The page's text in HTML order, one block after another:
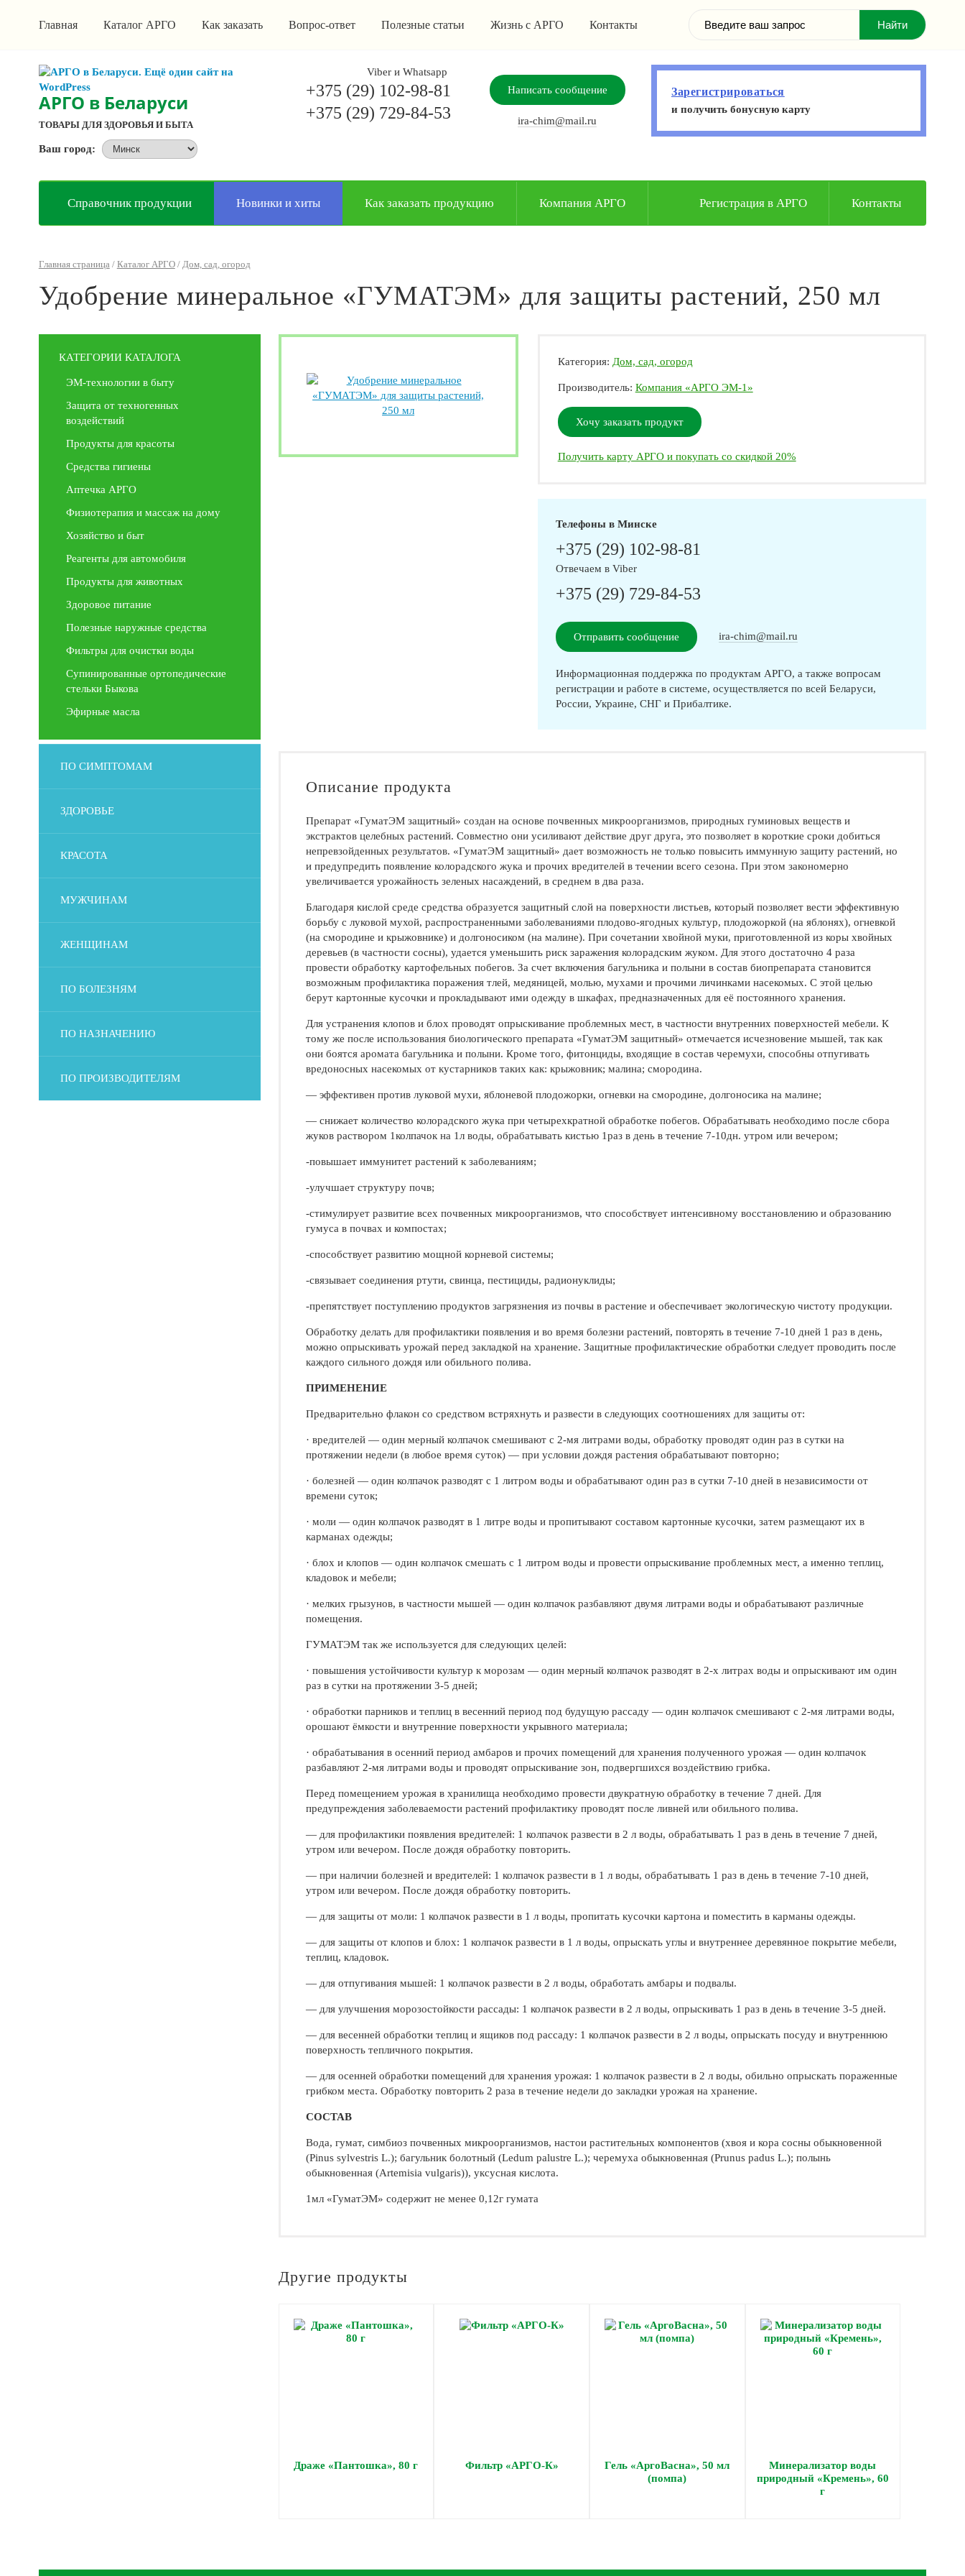
Главная Каталог АРГО Как заказать Вопрос-ответ Полезные статьи Жизнь с АРГО Контакты
АРГО в Беларуси
ТОВАРЫ ДЛЯ ЗДОРОВЬЯ И БЫТА
Ваш город:
Viber и Whatsapp
+375 (29) 102-98-81
+375 (29) 729-84-53
Написать сообщение
ira-chim@mail.ru
Зарегистрироваться
и получить бонусную карту
Справочник продукции Новинки и хиты Как заказать продукцию Компания АРГО Регистрация в АРГО Контакты
Главная страница/ Каталог АРГО/ Дом, сад, огород
Удобрение минеральное «ГУМАТЭМ» для защиты растений, 250 мл
Категория: Дом, сад, огород
Производитель: Компания «АРГО ЭМ-1»
Хочу заказать продукт
Получить карту АРГО и покупать со скидкой 20%
Телефоны в Минске
+375 (29) 102-98-81
Отвечаем в Viber
+375 (29) 729-84-53
Отправить сообщение ira-chim@mail.ru
Информационная поддержка по продуктам АРГО, а также вопросам
регистрации и работе в системе, осуществляется по всей Беларуси,
России, Украине, СНГ и Прибалтике.
Описание продукта
Препарат «ГуматЭМ защитный» создан на основе почвенных микроорганизмов, природных гуминовых веществ и
экстрактов целебных растений. Совместно они усиливают действие друг друга, это позволяет в короткие сроки добиться
непревзойденных результатов. «ГуматЭМ защитный» дает возможность не только повысить иммунную защиту растений, но
и предупредить появление колорадского жука и прочих вредителей в течении всего сезона. При этом закономерно
увеличивается урожайность зеленых насаждений, в среднем в два раза.
Благодаря кислой среде средства образуется защитный слой на поверхности листьев, который позволяет вести эффективную
борьбу с луковой мухой, распространенными заболеваниями плодово-ягодных культур, плодожоркой (на яблонях), огневкой
(на смородине и крыжовнике) и долгоносиком (на малине). При сочетании хвойной муки, приготовленной из коры хвойных
деревьев (в частности сосны), удается уменьшить риск заражения колорадским жуком. Для этого достаточно 4 раза
провести обработку картофельных побегов. За счет включения багульника и полыни в состав биопрепарата становится
возможным профилактика поражения тлей, медяницей, молью, мухами и прочими личинками насекомых. С этой целью
берут картонные кусочки и прокладывают ими одежду в шкафах, предназначенных для её постоянного хранения.
Для устранения клопов и блох проводят опрыскивание проблемных мест, в частности внутренних поверхностей мебели. К
тому же после использования биологического препарата «ГуматЭМ защитный» отмечается исчезновение мышей, так как
они боятся аромата багульника и полыни. Кроме того, фитонциды, входящие в состав черемухи, способны отпугивать
вредоносных насекомых от кустарников таких как: крыжовник; малина; смородина.
— эффективен против луковой мухи, яблоневой плодожорки, огневки на смородине, долгоносика на малине;
— снижает количество колорадского жука при четырехкратной обработке побегов. Обрабатывать необходимо после сбора
жуков раствором 1колпачок на 1л воды, обрабатывать кистью 1раз в день в течение 7-10дн. утром или вечером;
-повышает иммунитет растений к заболеваниям;
-улучшает структуру почв;
-стимулирует развитие всех почвенных микроорганизмов, что способствует интенсивному восстановлению и образованию
гумуса в почвах и компостах;
-способствует развитию мощной корневой системы;
-связывает соединения ртути, свинца, пестициды, радионуклиды;
-препятствует поступлению продуктов загрязнения из почвы в растение и обеспечивает экологическую чистоту продукции.
Обработку делать для профилактики появления и во время болезни растений, повторять в течение 7-10 дней 1 раз в день,
можно опрыскивать урожай перед закладкой на хранение. Защитные профилактические обработки следует проводить после
каждого сильного дождя или обильного полива.
ПРИМЕНЕНИЕ
Предварительно флакон со средством встряхнуть и развести в следующих соотношениях для защиты от:
· вредителей — один мерный колпачок смешивают с 2-мя литрами воды, обработку проводят один раз в сутки на
протяжении недели (в любое время суток) — при условии дождя растения обрабатывают повторно;
· болезней — один колпачок разводят с 1 литром воды и обрабатывают один раз в сутки 7-10 дней в независимости от
времени суток;
· моли — один колпачок разводят в 1 литре воды и пропитывают составом картонные кусочки, затем размещают их в
карманах одежды;
· блох и клопов — один колпачок смешать с 1 литром воды и провести опрыскивание проблемных мест, а именно теплиц,
кладовок и мебели;
· мелких грызунов, в частности мышей — один колпачок разбавляют двумя литрами воды и обрабатывают различные
помещения.
ГУМАТЭМ так же используется для следующих целей:
· повышения устойчивости культур к морозам — один мерный колпачок разводят в 2-х литрах воды и опрыскивают им один
раз в сутки на протяжении 3-5 дней;
· обработки парников и теплиц в весенний период под будущую рассаду — один колпачок смешивают с 2-мя литрами воды,
орошают ёмкости и внутренние поверхности укрывного материала;
· обрабатывания в осенний период амбаров и прочих помещений для хранения полученного урожая — один колпачок
разбавляют 2-мя литрами воды и проводят опрыскивание зон, подвергшихся воздействию грибка.
Перед помещением урожая в хранилища необходимо провести двукратную обработку в течение 7 дней. Для
предупреждения заболеваемости растений профилактику проводят после ливней или обильного полива.
— для профилактики появления вредителей: 1 колпачок развести в 2 л воды, обрабатывать 1 раз в день в течение 7 дней,
утром или вечером. После дождя обработку повторить.
— при наличии болезней и вредителей: 1 колпачок развести в 1 л воды, обрабатывать 1 раз в день в течение 7-10 дней,
утром или вечером. После дождя обработку повторить.
— для защиты от моли: 1 колпачок развести в 1 л воды, пропитать кусочки картона и поместить в карманы одежды.
— для защиты от клопов и блох: 1 колпачок развести в 1 л воды, опрыскать углы и внутреннее деревянное покрытие мебели,
теплиц, кладовок.
— для отпугивания мышей: 1 колпачок развести в 2 л воды, обработать амбары и подвалы.
— для улучшения морозостойкости рассады: 1 колпачок развести в 2 л воды, опрыскивать 1 раз в день в течение 3-5 дней.
— для весенней обработки теплиц и ящиков под рассаду: 1 колпачок развести в 2 л воды, опрыскать посуду и внутреннюю
поверхность тепличного покрытия.
— для осенней обработки помещений для хранения урожая: 1 колпачок развести в 2 л воды, обильно опрыскать пораженные
грибком места. Обработку повторить 2 раза в течение недели до закладки урожая на хранение.
СОСТАВ
Вода, гумат, симбиоз почвенных микроорганизмов, настои растительных компонентов (хвоя и кора сосны обыкновенной
(Pinus sylvestris L.); багульник болотный (Ledum palustre L.); черемуха обыкновенная (Prunus padus L.); полынь
обыкновенная (Artemisia vulgaris)), уксусная кислота.
1мл «ГуматЭМ» содержит не менее 0,12г гумата
Другие продукты
Драже «Пантошка», 80 г Фильтр «АРГО-К»
Гель «АргоВасна», 50 мл
(помпа)
Минерализатор воды
природный «Кремень», 60
г
КАТЕГОРИИ КАТАЛОГА
ЭМ-технологии в быту
Защита от техногенных
воздействий
Продукты для красоты
Средства гигиены
Аптечка АРГО
Физиотерапия и массаж на дому
Хозяйство и быт
Реагенты для автомобиля
Продукты для животных
Здоровое питание
Полезные наружные средства
Фильтры для очистки воды
Супинированные ортопедические
стельки Быкова
Эфирные масла
ПО СИМПТОМАМ
ЗДОРОВЬЕ
КРАСОТА
МУЖЧИНАМ
ЖЕНЩИНАМ
ПО БОЛЕЗНЯМ
ПО НАЗНАЧЕНИЮ
ПО ПРОИЗВОДИТЕЛЯМ